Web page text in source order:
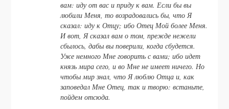
вам: иду от вас и приду к вам. Если бы вы
любили Меня, то возрадовались бы, что Я
сказал: иду к Отцу; ибо Отец Мой более Меня.
И вот, Я сказал вам о том, прежде нежели
сбылось, дабы вы поверили, когда сбудется.
Уже немного Мне говорить с вами; ибо идет
князь мира сего, и во Мне не имеет ничего. Но
чтобы мир знал, что Я люблю Отца и, как
заповедал Мне Отец, так и творю: встаньте,
пойдем отсюда.